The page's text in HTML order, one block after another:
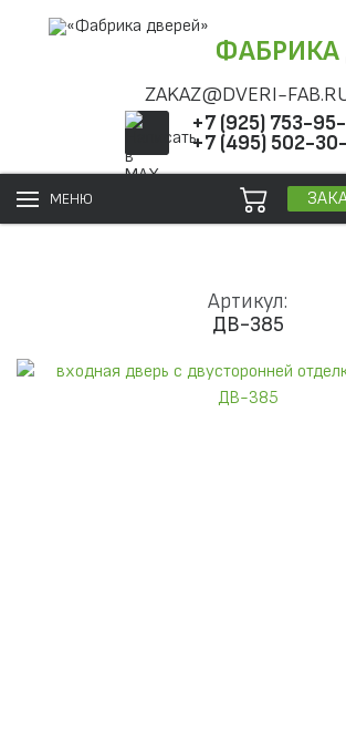
ФАБРИКА
ZAKAZ@DVERI-
+7 (925) 753-
+7 (495) 502-
МЕНЮ
Артикул:
ДВ-385